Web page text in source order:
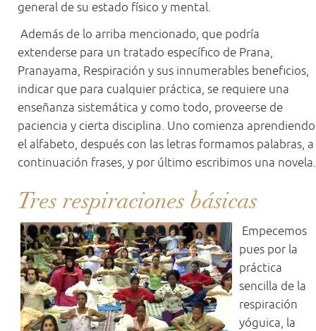
general de su estado físico y mental.
Además de lo arriba mencionado, que podría
extenderse para un tratado específico de Prana,
Pranayama, Respiración y sus innumerables beneficios,
indicar que para cualquier práctica, se requiere una
enseñanza sistemática y como todo, proveerse de
paciencia y cierta disciplina. Uno comienza aprendiendo
el alfabeto, después con las letras formamos palabras, a
continuación frases, y por último escribimos una novela.
Tres respiraciones básicas
Empecemos
pues por la
práctica
sencilla de la
respiración
yóguica, la